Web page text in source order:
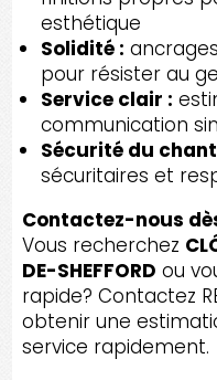
esthétique
Solidité :
pour résister au
Service clair :
communication
Sécurité du
sécuritaires et
Contactez-nous
Vous recherchez
DE-SHEFFORD ou
rapide? Contactez
obtenir une
service rapidement.